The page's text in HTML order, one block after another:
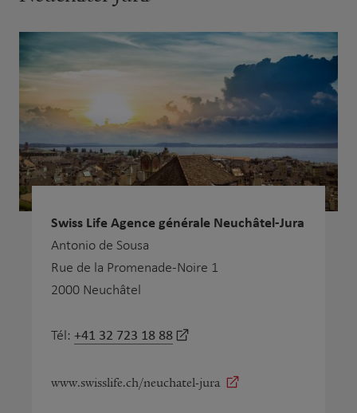
Swiss Life Agence générale Neuchâtel-Jura
Antonio de Sousa
Rue de la Promenade-Noire 1
2000 Neuchâtel
Tél: +41 32 723 18 88
www.swisslife.ch/neuchatel-jura